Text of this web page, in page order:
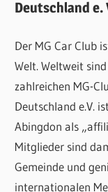
Deutschland e.
Der MG Car Club
Welt. Weltweit
zahlreichen MG-
Deutschland e.V.
Abingdon als
Mitglieder sind
Gemeinde und
internationalen